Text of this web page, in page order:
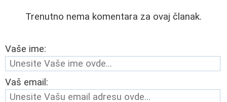
Trenutno nema komentara za ovaj članak.
Vaše ime:
Vaš email: